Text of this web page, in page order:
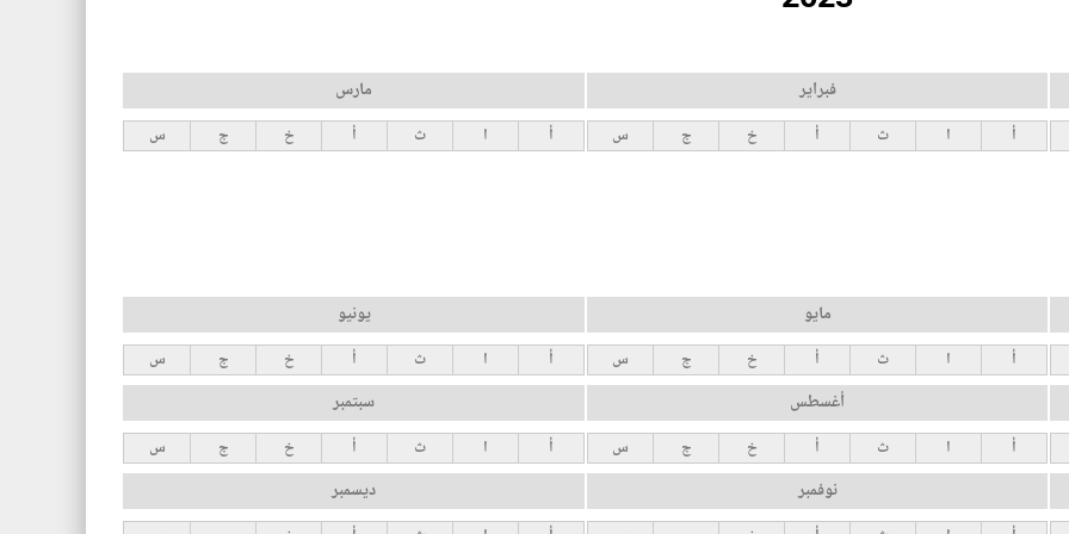
فبراير
أ ا ث أ خ ج س
مارس
أ ا ث أ خ ج س
مايو
أ ا ث أ خ ج س
يونيو
أ ا ث أ خ ج س
أغسطس
أ ا ث أ خ ج س
سبتمبر
أ ا ث أ خ ج س
نوفمبر ديسمبر